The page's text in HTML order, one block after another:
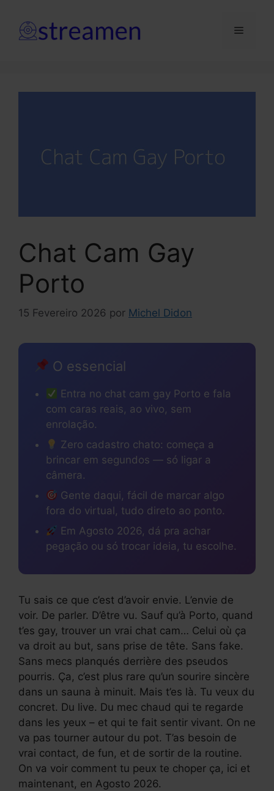
para
Menu
Chat Cam Gay
Porto
15 Fevereiro 2026 por Michel Didon
O essencial
Entra no chat cam gay Porto e fala
com caras reais, ao vivo, sem
enrolação.
Zero cadastro chato: começa a
brincar em segundos — só ligar a
câmera.
Gente daqui, fácil de marcar algo
fora do virtual, tudo direto ao ponto.
Em Agosto 2026, dá pra achar
pegação ou só trocar ideia, tu escolhe.
Tu sais ce que c’est d’avoir envie. L’envie de
voir. De parler. D’être vu. Sauf qu’à Porto, quand
t’es gay, trouver un vrai chat cam… Celui où ça
va droit au but, sans prise de tête. Sans fake.
Sans mecs planqués derrière des pseudos
pourris. Ça, c’est plus rare qu’un sourire sincère
dans un sauna à minuit. Mais t’es là. Tu veux du
concret. Du live. Du mec chaud qui te regarde
dans les yeux – et qui te fait sentir vivant. On ne
va pas tourner autour du pot. T’as besoin de
vrai contact, de fun, et de sortir de la routine.
On va voir comment tu peux te choper ça, ici et
maintenant, en Agosto 2026.